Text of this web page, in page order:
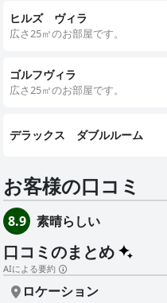
ヒルズ ヴィラ
広さ25㎡のお部屋です。
ゴルフヴィラ
広さ25㎡のお部屋です。
デラックス ダブルルーム
お客様の口コミ
8.9 素晴らしい
口コミのまとめ
AIによる要約
ロケーション